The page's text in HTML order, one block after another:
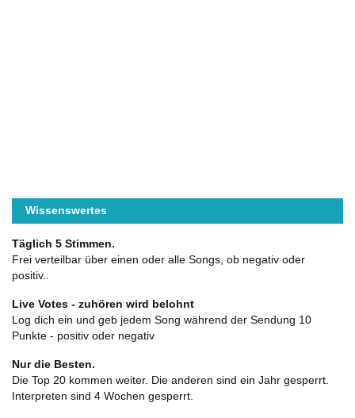
Wissenswertes
Täglich 5 Stimmen.
Frei verteilbar über einen oder alle Songs, ob negativ oder
positiv..
Live Votes - zuhören wird belohnt
Log dich ein und geb jedem Song während der Sendung 10
Punkte - positiv oder negativ
Nur die Besten.
Die Top 20 kommen weiter. Die anderen sind ein Jahr gesperrt.
Interpreten sind 4 Wochen gesperrt.